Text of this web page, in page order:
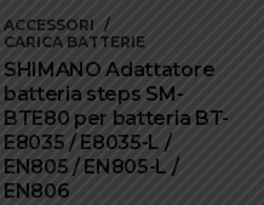
ACCESSORI
CARICA BATTERIE
SHIMANO Adattatore
batteria steps SM-
BTE80 per batteria BT-
E8035 / E8035-L /
EN805 / EN805-L /
EN806